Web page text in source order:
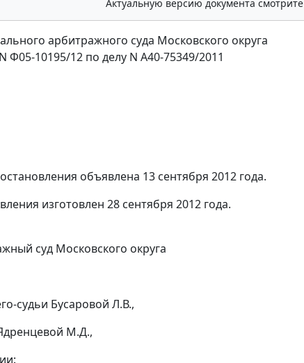
Актуальную версию документа смотрите
арбитражного суда Московского округа
Ф05-10195/12 по делу N А40-75349/2011
объявлена 13 сентября 2012 года.
изготовлен 28 сентября 2012 года.
суд Московского округа
судьи Бусаровой Л.В.,
М.Д.,